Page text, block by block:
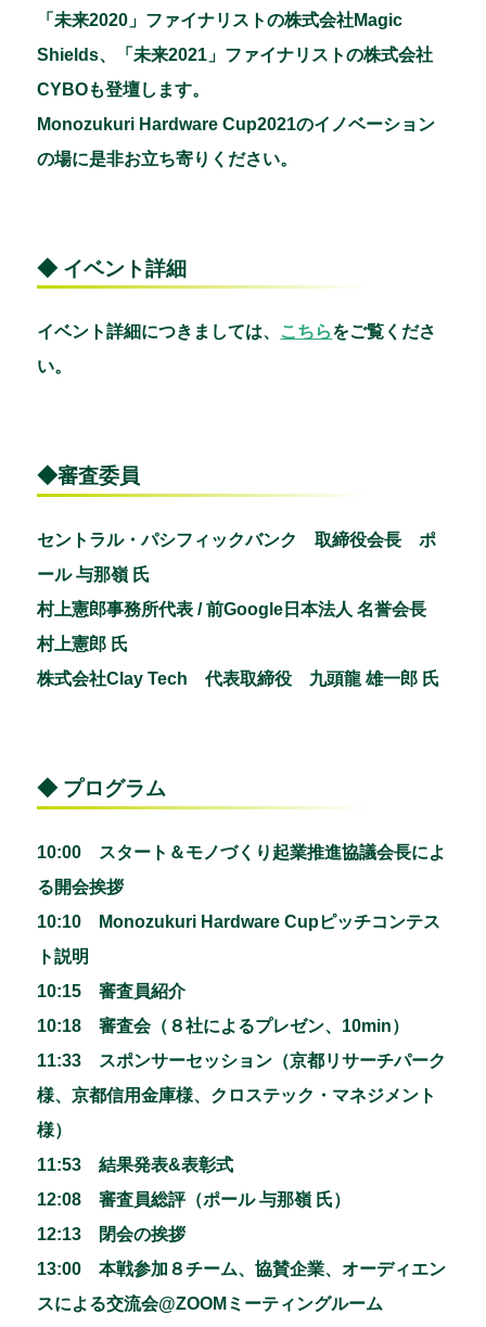
「未来2020」ファイナリストの株式会社Magic
Shields、「未来2021」ファイナリストの株式会社
CYBOも登壇します。
Monozukuri Hardware Cup2021のイノベーション
の場に是非お立ち寄りください。
◆ イベント詳細
イベント詳細につきましては、 こちらをご覧くださ
い。
◆審査委員
セントラル・パシフィックバンク 取締役会長 ポ
ール 与那嶺 氏
村上憲郎事務所代表 / 前Google日本法人 名誉会長
村上憲郎 氏
株式会社Clay Tech 代表取締役 九頭龍 雄一郎 氏
◆ プログラム
10:00 スタート＆モノづくり起業推進協議会長によ
る開会挨拶
10:10 Monozukuri Hardware Cupピッチコンテス
ト説明
10:15 審査員紹介
10:18 審査会（８社によるプレゼン、10min）
11:33 スポンサーセッション（京都リサーチパーク
様、京都信用金庫様、クロステック・マネジメント
様）
11:53 結果発表&表彰式
12:08 審査員総評（ポール 与那嶺 氏）
12:13 閉会の挨拶
13:00 本戦参加８チーム、協賛企業、オーディエン
スによる交流会@ZOOMミーティングルーム